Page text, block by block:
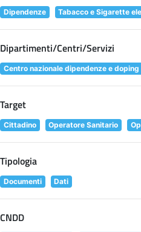
Dipendenze Tabacco e Sigarette
Dipartimenti/Centri/Servizi
Centro nazionale dipendenze e doping
Target
Cittadino Operatore Sanitario
Tipologia
Documenti Dati
CNDD